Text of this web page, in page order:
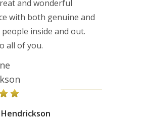
and wonderful
with both genuine and
inside and out.
all of you.